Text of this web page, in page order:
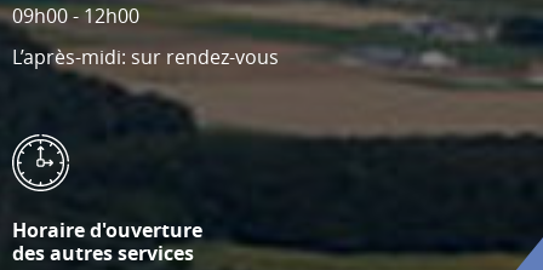
09h00 - 12h00
L’après-midi: sur rendez-vous
Horaire d'ouverture
des autres services